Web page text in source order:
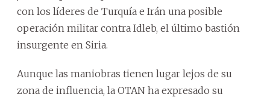
con los líderes de Turquía e Irán una posible
operación militar contra Idleb, el último bastión
insurgente en Siria.
Aunque las maniobras tienen lugar lejos de su
zona de influencia, la OTAN ha expresado su